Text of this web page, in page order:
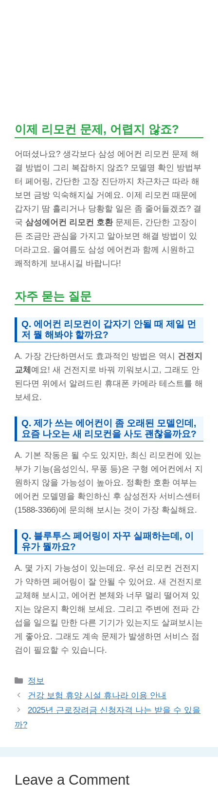
이제 리모컨 문제, 어렵지 않죠?
어떠셨나요? 생각보다 삼성 에어컨 리모컨 문제 해
결 방법이 그리 복잡하지 않죠? 모델명 확인 방법부
터 페어링, 간단한 고장 진단까지 차근차근 따라 해
보면 금방 익숙해지실 거예요. 이제 리모컨 때문에
갑자기 땀 흘리거나 당황할 일은 좀 줄어들겠죠? 결
국 삼성에어컨 리모컨 호환문제든, 간단한 고장이
든 조금만 관심을 가지고 알아보면 해결 방법이 있
더라고요. 올여름도 삼성 에어컨과 함께 시원하고
쾌적하게 보내시길 바랍니다!
자주 묻는 질문
Q. 에어컨 리모컨이 갑자기 안될 때 제일 먼
저 뭘 해봐야 할까요?
A. 가장 간단하면서도 효과적인 방법은 역시 건전지
교체 예요! 새 건전지로 바꿔 끼워보시고, 그래도 안
된다면 위에서 알려드린 휴대폰 카메라 테스트를 해
보세요.
Q. 제가 쓰는 에어컨이 좀 오래된 모델인데,
요즘 나오는 새 리모컨을 사도 괜찮을까요?
A. 기본 작동은 될 수도 있지만, 최신 리모컨에 있는
부가 기능(음성인식, 무풍 등)은 구형 에어컨에서 지
원하지 않을 가능성이 높아요. 정확한 호환 여부는
에어컨 모델명을 확인하신 후 삼성전자 서비스센터
(1588-3366)에 문의해 보시는 것이 가장 확실해요.
Q. 블루투스 페어링이 자꾸 실패하는데, 이
유가 뭘까요?
A. 몇 가지 가능성이 있는데요. 우선 리모컨 건전지
가 약하면 페어링이 잘 안될 수 있어요. 새 건전지로
교체해 보시고, 에어컨 본체와 너무 멀리 떨어져 있
지는 않은지 확인해 보세요. 그리고 주변에 전파 간
섭을 일으킬 만한 다른 기기가 있는지도 살펴보시는
게 좋아요. 그래도 계속 문제가 발생하면 서비스 점
검이 필요할 수 있습니다.
Categories
정보
건강 보험 휴양 시설 휴나라 이용 안내
2025년 근로장려금 신청자격 나는 받을 수 있을
까?
Leave a Comment